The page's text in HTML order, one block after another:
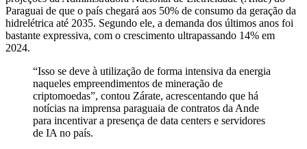
Paraguai de que o país chegará aos 50% de consumo da geração da
hidrelétrica até 2035. Segundo ele, a demanda dos últimos anos foi
bastante expressiva, com o crescimento ultrapassando 14% em
2024.
“Isso se deve à utilização de forma intensiva da energia
naqueles empreendimentos de mineração de
criptomoedas”, contou Zárate, acrescentando que há
notícias na imprensa paraguaia de contratos da Ande
para incentivar a presença de data centers e servidores
de IA no país.